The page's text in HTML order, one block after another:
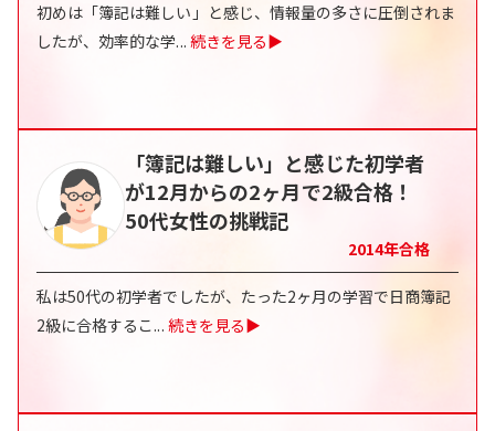
初めは「簿記は難しい」と感じ、情報量の多さに圧倒されま
したが、効率的な学... 続きを見る▶
「簿記は難しい」と感じた初学者
が12月からの2ヶ月で2級合格！
50代女性の挑戦記
2014年合格
私は50代の初学者でしたが、たった2ヶ月の学習で日商簿記
2級に合格するこ... 続きを見る▶